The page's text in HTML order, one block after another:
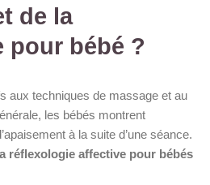
de la
pour bébé ?
aux techniques de massage et au
les bébés montrent
à la suite d’une séance.
réflexologie affective pour bébés